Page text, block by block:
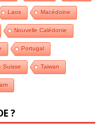
Laos Macédoine
Nouvelle Calédonie
Portugal
Suisse Taiwan
?